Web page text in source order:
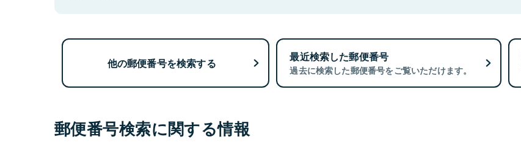
他の郵便番号を検索する 最近検索した郵便番号
過去に検索した郵便番号をご覧いただけます。
郵便番号検索に関する情報